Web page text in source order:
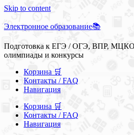
Skip to content
Электронное образование📚
Подготовка к ЕГЭ / ОГЭ, ВПР,
олимпиады и конкурсы
Корзина 🛒
Контакты / FAQ
Навигация
Корзина 🛒
Контакты / FAQ
Навигация